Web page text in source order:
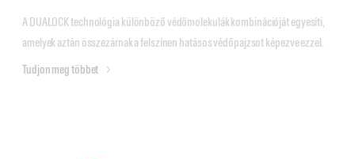
A DUALOCK technológia különböző védőmolekulák kombinációját egyesíti,
amelyek aztán összezárnak a felszínen hatásos védőpajzsot képezve ezzel.
Tudjon meg többet